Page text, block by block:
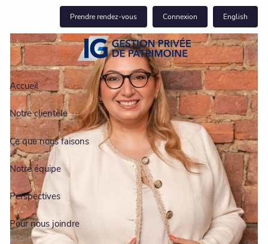
Skip to main content
Prendre rendez-vous Connexion English
Accueil
Notre clientèle
Ce que nous faisons
Notre équipe
Perspectives
Pour nous joindre